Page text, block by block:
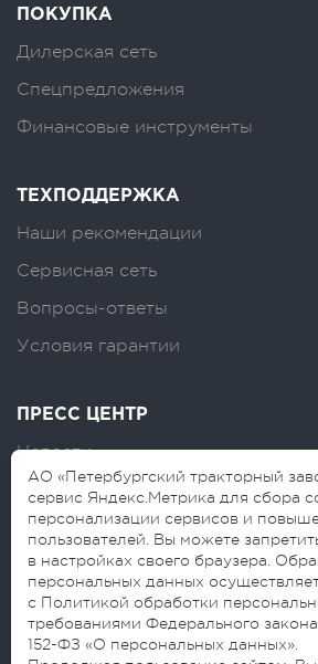
ПОКУПКА
Дилерская сеть
Спецпредложения
Финансовые инструменты
ТЕХПОДДЕРЖКА
Наши рекомендации
Сервисная сеть
Вопросы-ответы
Условия гарантии
ПРЕСС ЦЕНТР
Новости
Логотипы
Блог
АО «Петербургский тракторный
сервис Яндекс.Метрика для сбора
персонализации сервисов и
пользователей. Вы можете
в настройках своего браузера.
персональных данных
с Политикой обработки
требованиями Федерального
152-ФЗ «О персональных данных».